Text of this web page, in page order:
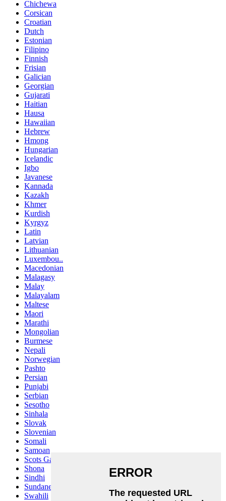
Chichewa
Corsican
Croatian
Dutch
Estonian
Filipino
Finnish
Frisian
Galician
Georgian
Gujarati
Haitian
Hausa
Hawaiian
Hebrew
Hmong
Hungarian
Icelandic
Igbo
Javanese
Kannada
Kazakh
Khmer
Kurdish
Kyrgyz
Latin
Latvian
Lithuanian
Luxembou..
Macedonian
Malagasy
Malay
Malayalam
Maltese
Maori
Marathi
Mongolian
Burmese
Nepali
Norwegian
Pashto
Persian
Punjabi
Serbian
Sesotho
Sinhala
Slovak
Slovenian
Somali
Samoan
Scots Gaelic
Shona
Sindhi
Sundanese
Swahili